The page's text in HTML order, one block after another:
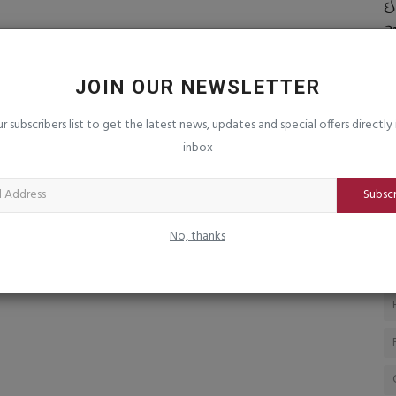
JOIN OUR NEWSLETTER
subscribers list to get the latest news, updates and special offers directly
inbox
No, thanks
અમેરીકાએ હુમલો કર્યો...